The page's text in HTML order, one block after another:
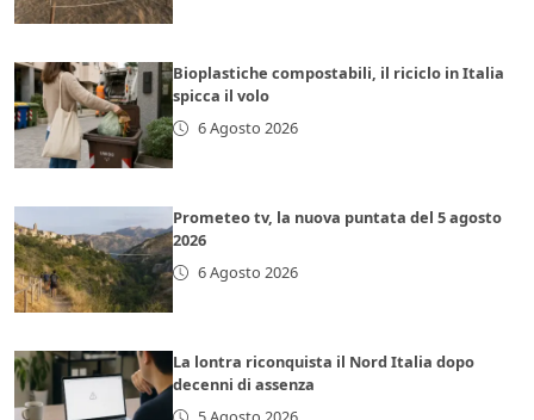
Bioplastiche compostabili, il riciclo in Italia
spicca il volo
6 Agosto 2026
Prometeo tv, la nuova puntata del 5 agosto
2026
6 Agosto 2026
La lontra riconquista il Nord Italia dopo
decenni di assenza